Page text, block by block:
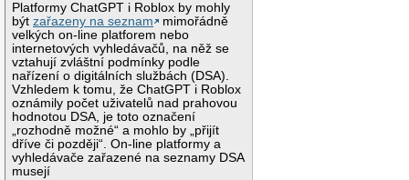
Platformy ChatGPT i Roblox by mohly
býtzařazeny na seznam
mimořádně
velkých on-line platforem nebo
internetových vyhledávačů, na něž se
vztahují zvláštní podmínky podle
nařízení o digitálních službách (DSA).
Vzhledem k tomu, že ChatGPT i Roblox
oznámily počet uživatelů nad prahovou
hodnotou DSA, je toto označení
„rozhodně možné“ a mohlo by „přijít
dříve či později“. On-line platformy a
vyhledávače zařazené na seznamy DSA
musejí